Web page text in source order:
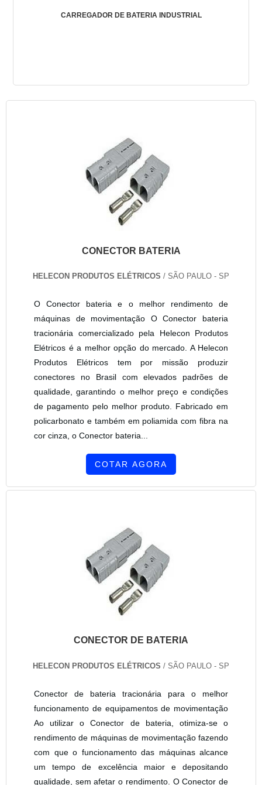
CARREGADOR DE BATERIA INDUSTRIAL
CONECTOR BATERIA
HELECON PRODUTOS ELÉTRICOS / SÃO PAULO - SP
O Conector bateria e o melhor rendimento de
máquinas de movimentação O Conector bateria
tracionária comercializado pela Helecon Produtos
Elétricos é a melhor opção do mercado. A Helecon
Produtos Elétricos tem por missão produzir
conectores no Brasil com elevados padrões de
qualidade, garantindo o melhor preço e condições
de pagamento pelo melhor produto. Fabricado em
policarbonato e também em poliamida com fibra na
cor cinza, o Conector bateria...
COTAR AGORA
CONECTOR DE BATERIA
HELECON PRODUTOS ELÉTRICOS / SÃO PAULO - SP
Conector de bateria tracionária para o melhor
funcionamento de equipamentos de movimentação
Ao utilizar o Conector de bateria, otimiza-se o
rendimento de máquinas de movimentação fazendo
com que o funcionamento das máquinas alcance
um tempo de excelência maior e depositando
qualidade, sem afetar o rendimento. O Conector de